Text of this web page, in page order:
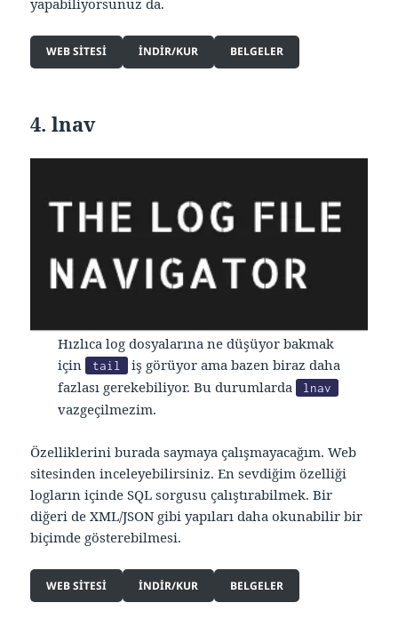
WEB SITESI INDIR/KUR BELGELER
4. lnav
Hızlıca log dosyalarına ne düşüyor bakmak
için
tail
iş görüyor ama bazen biraz daha
fazlası gerekebiliyor. Bu durumlarda
lnav
vazgeçilmezim.
Özelliklerini burada saymaya çalışmayacağım. Web
sitesinden inceleyebilirsiniz. En sevdiğim özelliği
logların içinde SQL sorgusu çalıştırabilmek. Bir
diğeri de XML/JSON gibi yapıları daha okunabilir bir
biçimde gösterebilmesi.
WEB SITESI INDIR/KUR BELGELER